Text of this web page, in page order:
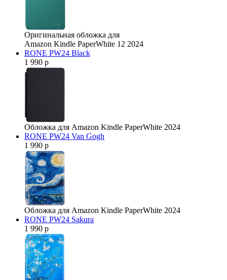
Оригинальная обложка для
Amazon Kindle PaperWhite 12 2024
RONE PW24 Black
1 990 р
Обложка для Amazon Kindle PaperWhite 2024
RONE PW24 Van Gogh
1 990 р
Обложка для Amazon Kindle PaperWhite 2024
RONE PW24 Sakura
1 990 р